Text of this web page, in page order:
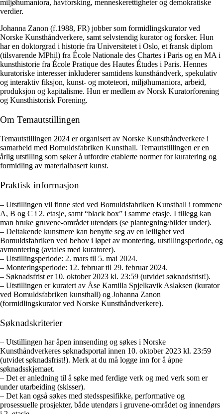
miljøhumaniora, havforsking, menneskerettigheter og demokratiske
verdier.
Johanna Zanon (f.1988, FR) jobber som formidlingskurator ved
Norske Kunsthåndverkere, samt selvstendig kurator og forsker. Hun
har en doktorgrad i historie fra Universitetet i Oslo, et fransk diplom
(tilsvarende MPhil) fra École Nationale des Chartes i Paris og en MA i
kunsthistorie fra École Pratique des Hautes Études i Paris. Hennes
kuratoriske interesser inkluderer samtidens kunsthåndverk, spekulativ
og interaktiv fiksjon, kunst- og moteteori, miljøhumaniora, arbeid,
produksjon og kapitalisme. Hun er medlem av Norsk Kuratorforening
og Kunsthistorisk Forening.
Om Temautstillingen
Temautstillingen 2024 er organisert av Norske Kunsthåndverkere i
samarbeid med Bomuldsfabriken Kunsthall. Temautstillingen er en
årlig utstilling som søker å utfordre etablerte normer for kuratering og
formidling av materialbasert kunst.
Praktisk informasjon
– Utstillingen vil finne sted ved Bomuldsfabriken Kunsthall i rommene
A, B og C i 2. etasje, samt “black box” i samme etasje. I tillegg kan
man bruke gruvene-området utendørs (se plantegning/bilder under).
– Deltakende kunstnere kan benytte seg av en leilighet ved
Bomuldsfabriken ved behov i løpet av montering, utstillingsperiode, og
avmontering (avtales med kuratorer).
– Utstillingsperiode: 2. mars til 5. mai 2024.
– Monteringsperiode: 12. februar til 29. februar 2024.
– Søknadsfrist er 10. oktober 2023 kl. 23:59 (utvidet søknadsfrist!).
– Utstillingen er kuratert av Åse Kamilla Spjelkavik Aslaksen (kurator
ved Bomuldsfabriken kunsthall) og Johanna Zanon
(formidlingskurator ved Norske Kunsthåndverkere).
Søknadskriterier
– Utstillingen har åpen innsending og søkes i Norske
Kunsthåndverkeres søknadsportal innen 10. oktober 2023 kl. 23:59
(utvidet søknadsfrist!). Merk at du må logge inn for å åpne
søknadsskjemaet.
– Det er anledning til å søke med ferdige verk og med verk som er
under utarbeiding (skisser).
– Det kan også søkes med stedsspesifikke, performative og
prosessuelle prosjekter, både utendørs i gruvene-området og innendørs